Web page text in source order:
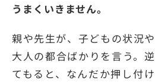
うまくいきません。
親や先生が、子どもの状況
大人の都合ばかりを言う。
てもると、なんだか押し付